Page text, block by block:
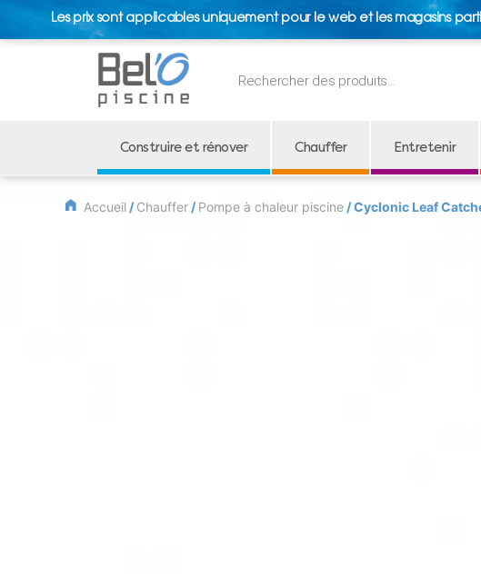
Les prix sont applicables uniquement pour le web et les magasins
de
Construire et rénover Chauffer Entretenir
Accueil / Chauffer / Pompe à chaleur piscine / Cyclonic Leaf